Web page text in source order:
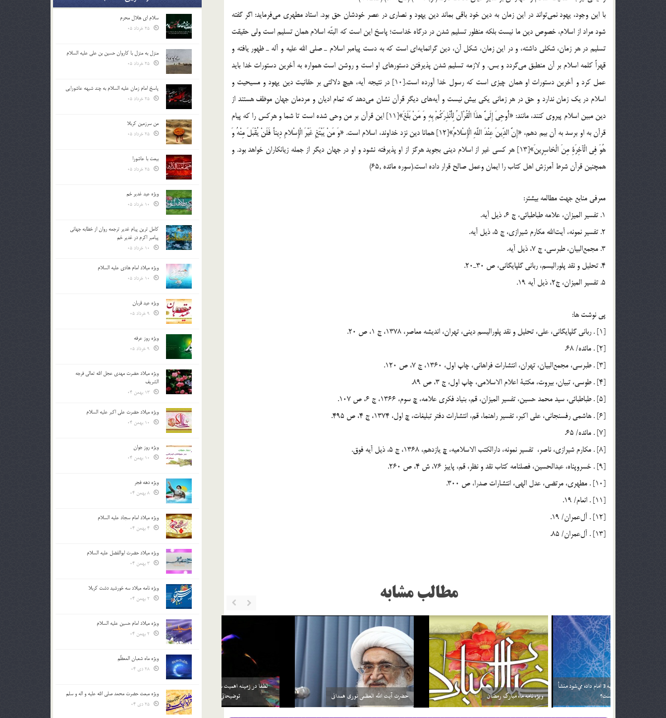
با اين وجود، يهود نمي‌تواند در اين زمان به دين خود باقي بماند دين يهود و نصاري در عصر خودشان حق بود. استاد مطهري مي‌فرمايد: اگر گفته
شود مراد از اسلام، خصوص دين ما نيست بلكه منظور تسليم شدن در درگاه خداست؛ پاسخ اين است كه البتّه اسلام همان تسليم است ولي حقيقت
تسليم در هر زمان، شكلي داشته، و در اين زمان، شكل آن، دين گرانمايه‌اي است كه به دست پيامبر اسلام ـ صلي الله عليه و آله ـ ظهور يافته و
قهراً كلمه اسلام بر آن منطبق مي‌گردد و بس. و لازمه تسليم شدن پذيرفتن دستورهاي او است و روشن است همواره به آخرين دستورات خدا بايد
عمل كرد و آخرين دستورات او همان چيزي است كه رسول خدا آورده است.[10] در نتيجه آيه، هيچ دلالتي بر حقانيت دين يهود و مسيحيت و
اسلام در يك زمان ندارد و حق در هر زماني يكي بيش نيست و آيه‌هاي ديگر قرآن نشان مي‌دهد كه تمام اديان و مردمان جهان موظف هستند از
دين مبين اسلام پيروي كنند، مانند: «أُوحِيَ إِلَيَّ هذَا الْقُرْآنُ لِأُنْذِرَكُمْ بِهِ وَ مَنْ بَلَغَ»[11] اين قرآن بر من وحي شده است تا شما و هركس را كه پيام
قرآن به او برسد به آن بيم دهم، «إِنَّ الدِّينَ عِنْدَ اللَّهِ الْإِسْلامُ»[12] همانا دين نزد خداوند، اسلام است. «وَ مَنْ يَبْتَغِ غَيْرَ الْإِسْلامِ دِيناً فَلَنْ يُقْبَلَ مِنْهُ وَ
هُوَ فِي الْ‏آخِرَةِ مِنَ الْخاسِرِينَ»[13] هر كسي غير از اسلام ديني بجويد هرگز از او پذيرفته نشود و او در جهان ديگر از جمله زيانكاران خواهد بود. و
همچنين قرآن شرط آمرزش اهل كتاب را ايمان وعمل صالح قرار داده است.(سوره مائده ,65)
معرفي منابع جهت مطالعه بيشتر:
1. تفسير الميزان، علامه طباطبائي، ج 6، ذيل آيه.
2. تفسير نمونه، آيت‌الله مكارم شيرازي، ج 5، ذيل آيه.
3. مجمع‌البيان، طبرسي، ج 7، ذيل آيه.
4. تحليل و نقد پلوراليسم، رباني گلپايگاني، ص 30ـ20.
5. تفسير الميزان، ج2، ذيل آيه 19.
پي نوشت ها:
[1] . رباني گلپايگاني، علي، تحليل و نقد پلوراليسم ديني، تهران، انديشه معاصر،‌ 1378، ج 1، ص 20.
[2] . مائده/ 68.
[3] . طبرسي، مجمع‌البيان، تهران، انتشارات فراهاني، چاپ اول، 1360، ج 7، ص 120.
[4] . طوسي، تبيان، بيروت، مكتبة اعلام الاسلامي، ‌چاپ اول، ج 3، ص 89.
[5] . طباطبائي، سيد محمد حسين، تفسير الميزان، قم، بنياد فكري علامه، چ سوم، 1366، ج 6، ص 107.
[6] . هاشمي رفسنجاني، علي اکبر، تفسير راهنما، قم، انتشارات دفتر تبليغات، چ اول، 1374، ج 4،‌ ص 495.
[7] . مائده/ 65.
[8] . مكارم شيرازي، ناصر، تفسير نمونه، دارالكتب الاسلاميه، چ يازدهم، 1368، ج 5، ذيل آيه فوق.
[9] . خسروپناه، عبدالحسين، فصلنامه كتاب نقد و نظر، قم، پاييز 76، ش 4، ص 260.
[10] . مطهري، مرتضي، عدل الهي، انتشارات صدرا، ص 300.
[11] . انعام/ 19.
[12] . آل‌عمران/ 19.
[13] . آل‌عمران/ 85.
مطالب مشابه
اگر تأثير ترجمه قرآن براي من بيشتر باشد آيا مي توانم
فقط ترجمه آن را بخوانم؟ آيا اشكالي ندارد؟
2 اسفند 96
خداوند نمي‌خواهد بيش از واجبات خودش، چيزي را
بر خود واجب كني…
2 اسفند 96
سلامي كه بعد از اتمام نماز به 3 امام داده مي‌شود منشأ
آن چيست؟
2 اسفند 96
سلام ای هلال محرم
منزل به منزل با کاروان حسین بن علی علیه السلام
پاسخ امام زمان علیه السلام به چند شبهه عاشورایی
من سرزمین کربلا
بیعت با عاشورا
ویژه عید غدیر خم
کامل ترین پیام غدیر ترجمه روان از خطابه جهانی
پیامبر اکرم در غدیر خم
ویژه میلاد امام هادی علیه السلام
ویژه عید قربان
ویژه روز عرفه
ویژه میلاد حضرت مهدی عجل الله تعالی فرجه
الشريف
ویژه میلاد حضرت علی اکبر علیه السلام
ویژه روز جوان
ویژه دهه فجر
ویژه میلاد امام سجاد علیه السلام
ویژه میلاد حضرت ابوالفضل علیه السلام
ویژه نامه میلاد سه خورشید دشت کربلا
ویژه میلاد امام حسین علیه السلام
ویژه ماه شعبان المعظّم
ویژه مبعث حضرت محمد صلی الله علیه و اله و سلم